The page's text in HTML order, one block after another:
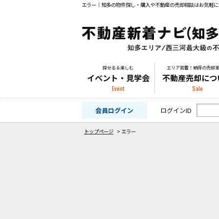
エラー｜知多の物件探し・購入や不動産の売却相談はお気軽
探せる＆楽しむ
イベント・見学会
Event
エリア密着！納得の売却
不動産売却に
Sale
会員ログイン ログインID
トップページ > エラー